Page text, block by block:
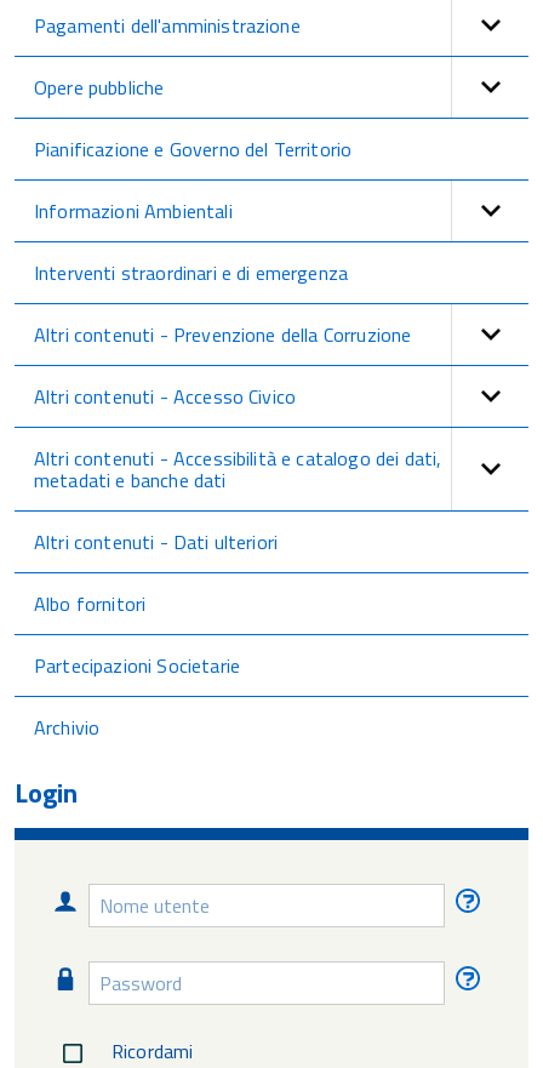
Pagamenti dell'amministrazione
Opere pubbliche
Pianificazione e Governo del Territorio
Informazioni Ambientali
Interventi straordinari e di emergenza
Altri contenuti - Prevenzione della Corruzione
Altri contenuti - Accesso Civico
Altri contenuti - Accessibilità e catalogo dei dati,
metadati e banche dati
Altri contenuti - Dati ulteriori
Albo fornitori
Partecipazioni Societarie
Archivio
Login
Nome
utente
Password
Ricordami